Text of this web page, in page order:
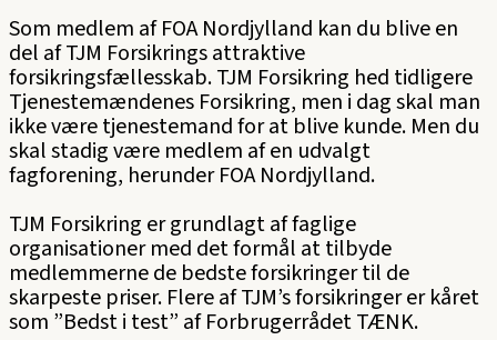
Som medlem af FOA Nordjylland kan du blive en
del af TJM Forsikrings attraktive
forsikringsfællesskab. TJM Forsikring hed tidligere
Tjenestemændenes Forsikring, men i dag skal man
ikke være tjenestemand for at blive kunde. Men du
skal stadig være medlem af en udvalgt
fagforening, herunder FOA Nordjylland.
TJM Forsikring er grundlagt af faglige
organisationer med det formål at tilbyde
medlemmerne de bedste forsikringer til de
skarpeste priser. Flere af TJM’s forsikringer er kåret
som ”Bedst i test” af Forbrugerrådet TÆNK.